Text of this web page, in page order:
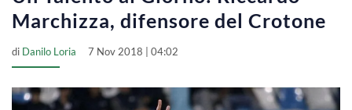
Marchizza, difensore del Crotone
di Danilo Loria 7 Nov 2018 | 04:02